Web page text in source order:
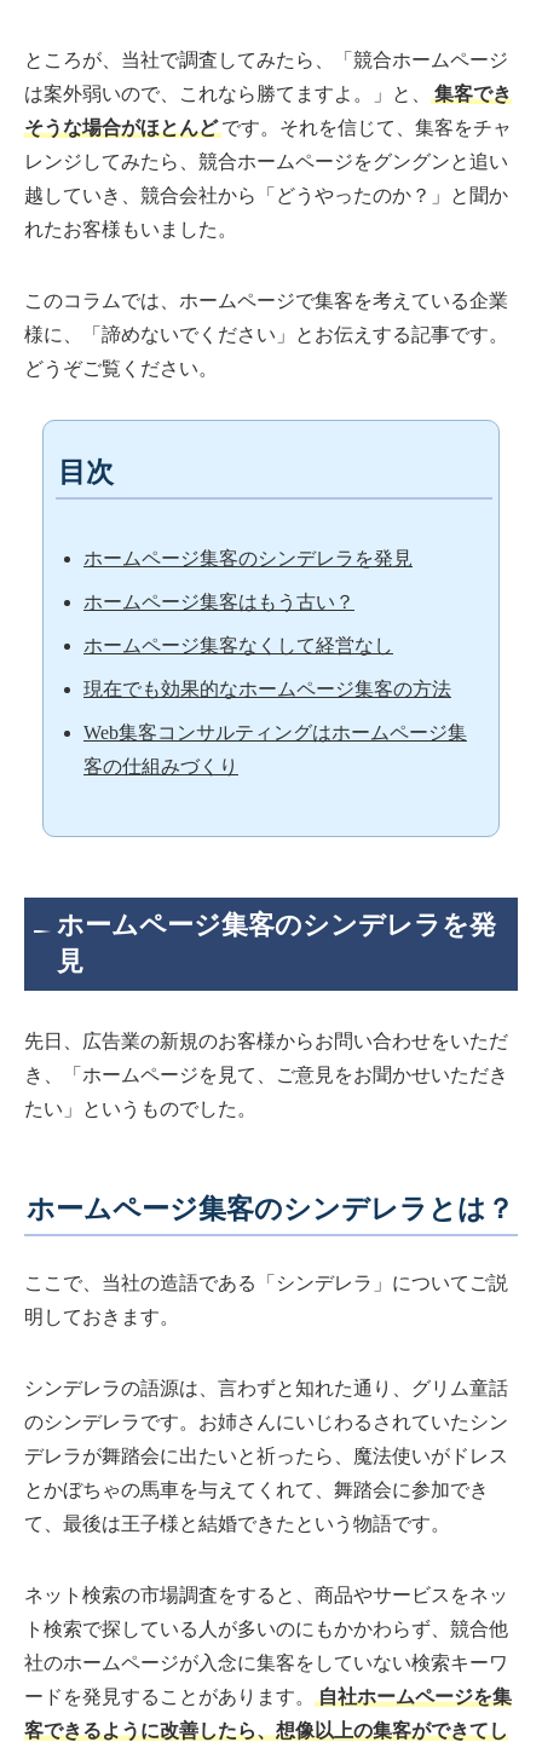
ところが、当社で調査してみたら、「競合ホームページ
は案外弱いので、これなら勝てますよ。」と、
集客でき
そうな場合がほとんど です。それを信じて、集客をチャ
レンジしてみたら、競合ホームページをグングンと追い
越していき、競合会社から「どうやったのか？」と聞か
れたお客様もいました。
このコラムでは、ホームページで集客を考えている企業
様に、「諦めないでください」とお伝えする記事です。
どうぞご覧ください。
目次
ホームページ集客のシンデレラを発見
ホームページ集客はもう古い？
ホームページ集客なくして経営なし
現在でも効果的なホームページ集客の方法
Web集客コンサルティングはホームページ集
客の仕組みづくり
ホームページ集客のシンデレラを発
見
先日、広告業の新規のお客様からお問い合わせをいただ
き、「ホームページを見て、ご意見をお聞かせいただき
たい」というものでした。
ホームページ集客のシンデレラとは？
ここで、当社の造語である「シンデレラ」についてご説
明しておきます。
シンデレラの語源は、言わずと知れた通り、グリム童話
のシンデレラです。お姉さんにいじわるされていたシン
デレラが舞踏会に出たいと祈ったら、魔法使いがドレス
とかぼちゃの馬車を与えてくれて、舞踏会に参加でき
て、最後は王子様と結婚できたという物語です。
ネット検索の市場調査をすると、商品やサービスをネッ
ト検索で探している人が多いのにもかかわらず、競合他
社のホームページが入念に集客をしていない検索キーワ
ードを発見することがあります。
自社ホームページを集
客できるように改善したら、想像以上の集客ができてし